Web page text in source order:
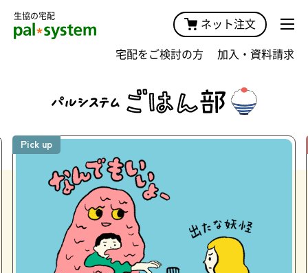
生協の宅配
ネット注文
宅配をご検討の方 加入・資料請求
Pick up